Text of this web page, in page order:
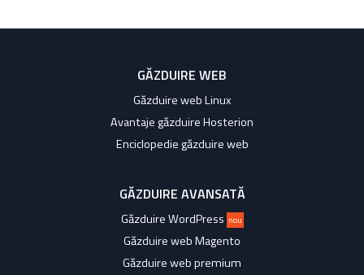
GĂZDUIRE WEB
Găzduire web Linux
Avantaje găzduire Hosterion
Enciclopedie găzduire web
GĂZDUIRE AVANSATĂ
Găzduire WordPress nou
Găzduire web Magento
Găzduire web premium